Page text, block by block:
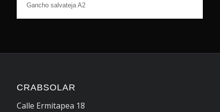
Gancho salvateja A2
CRABSOLAR
Calle Ermitapea 18